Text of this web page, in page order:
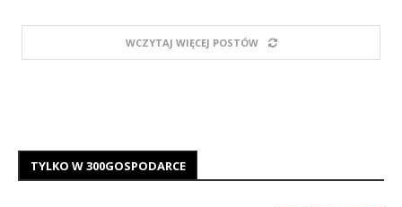
WCZYTAJ WIĘCEJ POSTÓW
TYLKO W 300GOSPODARCE